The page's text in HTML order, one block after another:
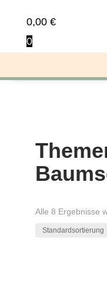
0,00 €
0
Alle 8 Ergebnisse